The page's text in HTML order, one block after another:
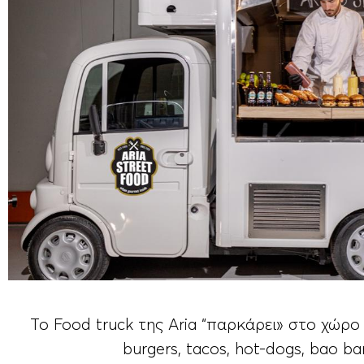
Το Food truck της Αria “παρκάρει» στο χώρο
burgers, tacos, hot-dogs, bao